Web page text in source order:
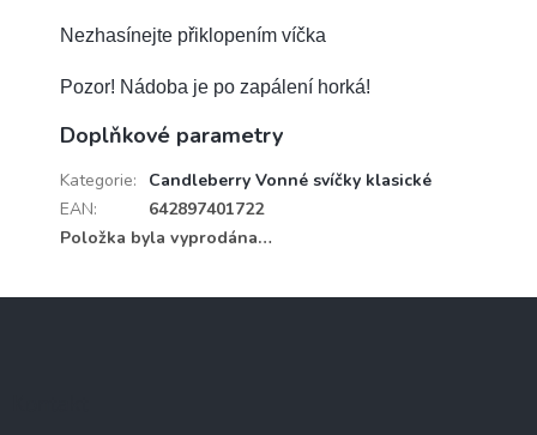
Nezhasínejte přiklopením víčka
Pozor! Nádoba je po zapálení horká!
Doplňkové parametry
Kategorie:
Candleberry Vonné svíčky klasické
EAN:
642897401722
Položka byla vyprodána…